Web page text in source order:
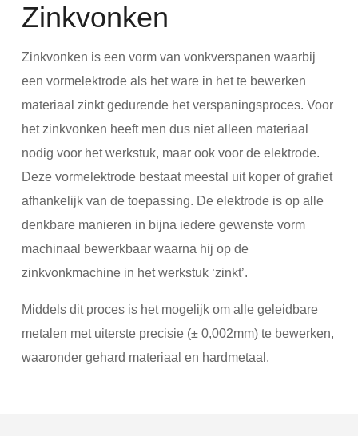
Zinkvonken
Zinkvonken is een vorm van vonkverspanen waarbij
een vormelektrode als het ware in het te bewerken
materiaal zinkt gedurende het verspaningsproces. Voor
het zinkvonken heeft men dus niet alleen materiaal
nodig voor het werkstuk, maar ook voor de elektrode.
Deze vormelektrode bestaat meestal uit koper of grafiet
afhankelijk van de toepassing. De elektrode is op alle
denkbare manieren in bijna iedere gewenste vorm
machinaal bewerkbaar waarna hij op de
zinkvonkmachine in het werkstuk ‘zinkt’.
Middels dit proces is het mogelijk om alle geleidbare
metalen met uiterste precisie (± 0,002mm) te bewerken,
waaronder gehard materiaal en hardmetaal.